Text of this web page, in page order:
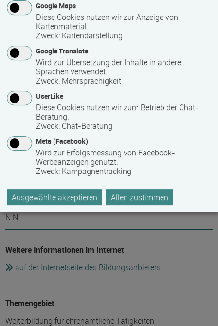
Teilnahmegebühr
bitte beim Veranstalter erfragen
(wird nicht durch das Bildungsfreistellungsgesetz erstattet)
Hinweis des Datenbankbetreibers: Bitte erfragen Sie beim
Anbieter eventuell auftretende Nebenkosten!
Fördermöglichkeiten
Bildungsfreistellung (Bildungsurlaub)
Dozent
N.N.
Weitere Informationen im Internet
auf der Internetseite des Bildungsanbieters
Themengebiet
Weiterbildung für ehrenamtliche Tätigkeiten
Google Maps
Diese Cookies nutzen wir zur Anzeige von
Kartenmaterial.
Zweck: Kartendarstellung
Google Translate
Wird zur Übersetzung der Inhalte in andere
Sprachen verwendet.
Zweck: Mehrsprachigkeit
UserLike
Diese Cookies nutzen wir zum Betrieb der Chat-
Beratung.
Zweck: Chat-Beratung
Meta (Facebook)
Wird zur Erfolgsmessung von Facebook-
Werbeanzeigen genutzt.
Zweck: Kampagnentracking
Ausgewählte akzeptieren Allen zustimmen